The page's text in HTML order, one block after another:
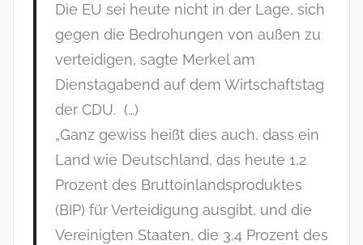
Die EU sei heute nicht in der Lage, sich
gegen die Bedrohungen von außen zu
verteidigen, sagte Merkelam
Dienstagabend auf dem Wirtschaftstag
der CDU. (…)
„Ganz gewiss heißt dies auch, dass ein
Land wie Deutschland, das heute 1,2
Prozent des Bruttoinlandsproduktes
(BIP) für Verteidigung ausgibt, und die
Vereinigten Staaten, die 3,4 Prozent des